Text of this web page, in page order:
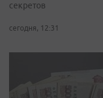
секретов
сегодня, 12:31